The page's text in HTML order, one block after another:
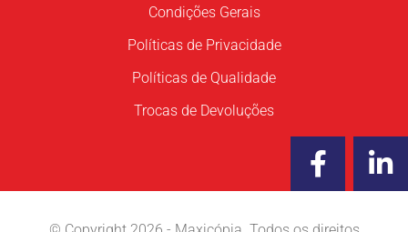
Condições Gerais
Políticas de Privacidade
Políticas de Qualidade
Trocas de Devoluções
F
a
i